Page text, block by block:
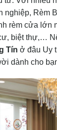
nghiệp, Rèm
rèm cửa lớn
biệt thự,…
Tín ở đâu Uy
dành cho